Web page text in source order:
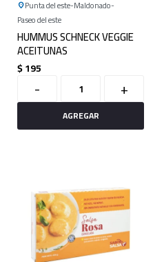
Punta del este Maldonado
Paseo del este
HUMMUS SCHNECK VEGGIE
ACEITUNAS
$195
- +